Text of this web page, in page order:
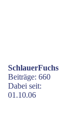
SchlauerFuchs
Beiträge: 660
Dabei seit:
01.10.06